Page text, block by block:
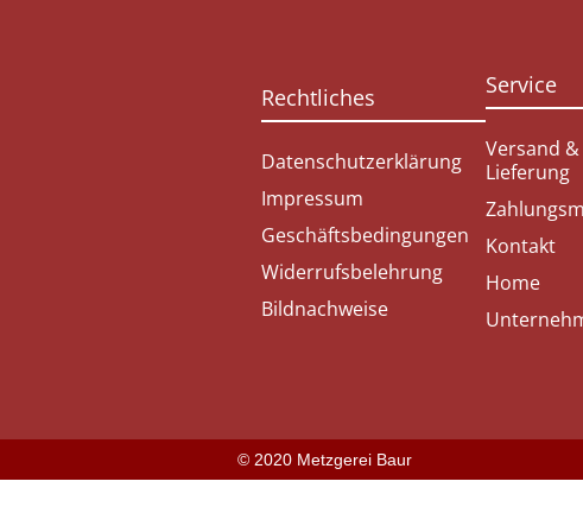
Rechtliches
Datenschutzerklärung
Impressum
Geschäftsbedingungen
Widerrufsbelehrung
Bildnachweise
Service
Versand &
Lieferung
Kontakt
Home
© 2020 Metzgerei Baur